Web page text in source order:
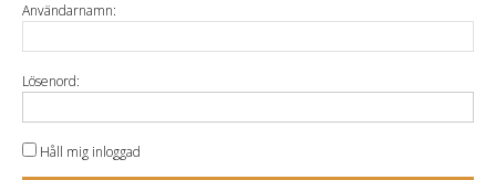
Användarnamn:
Lösenord:
Håll mig inloggad